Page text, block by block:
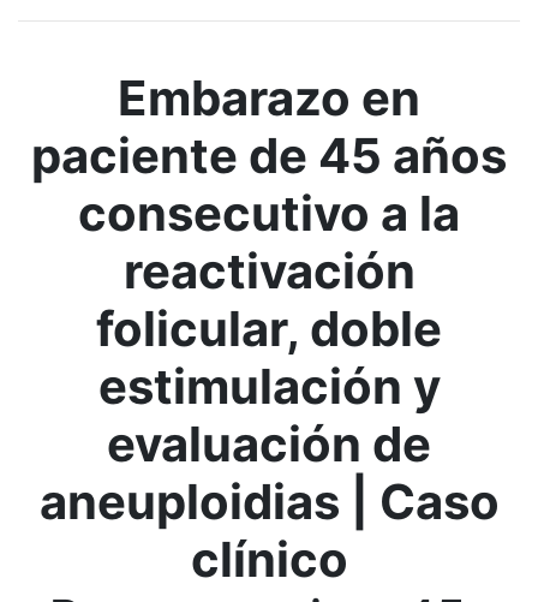
Embarazo en
paciente de 45 años
consecutivo a la
reactivación
folicular, doble
estimulación y
evaluación de
aneuploidias | Caso
clínico